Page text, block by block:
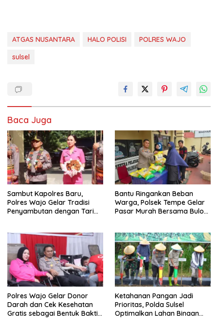
ATGAS NUSANTARA HALO POLISI
POLRES WAJO
sulsel
Baca Juga
Sambut Kapolres Baru,
Polres Wajo Gelar Tradisi
Penyambutan dengan Tari
Bantu Ringankan Beban
Warga, Polsek Tempe Gelar
Pasar Murah Bersama Bulog
Polres Wajo Gelar Donor
Darah dan Cek Kesehatan
Gratis sebagai Bentuk Bakti
Ketahanan Pangan Jadi
Prioritas, Polda Sulsel
Optimalkan Lahan Binaan